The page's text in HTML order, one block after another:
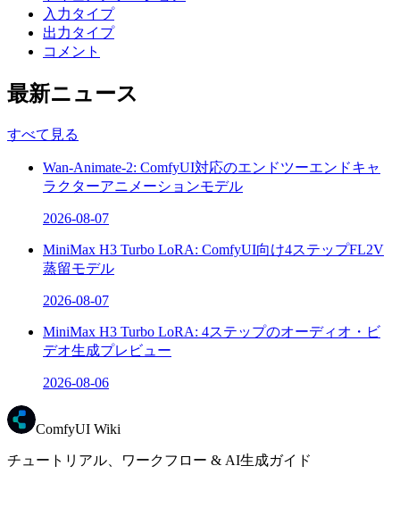
入力タイプ
出力タイプ
コメント
最新ニュース
すべて見る
Wan-Animate-2: ComfyUI対応のエンドツーエンドキャ
ラクターアニメーションモデル
2026-08-07
MiniMax H3 Turbo LoRA: ComfyUI向け4ステップFL2V
蒸留モデル
2026-08-07
MiniMax H3 Turbo LoRA: 4ステップのオーディオ・ビ
デオ生成プレビュー
2026-08-06
ComfyUI Wiki
チュートリアル、ワークフロー & AI生成ガイド